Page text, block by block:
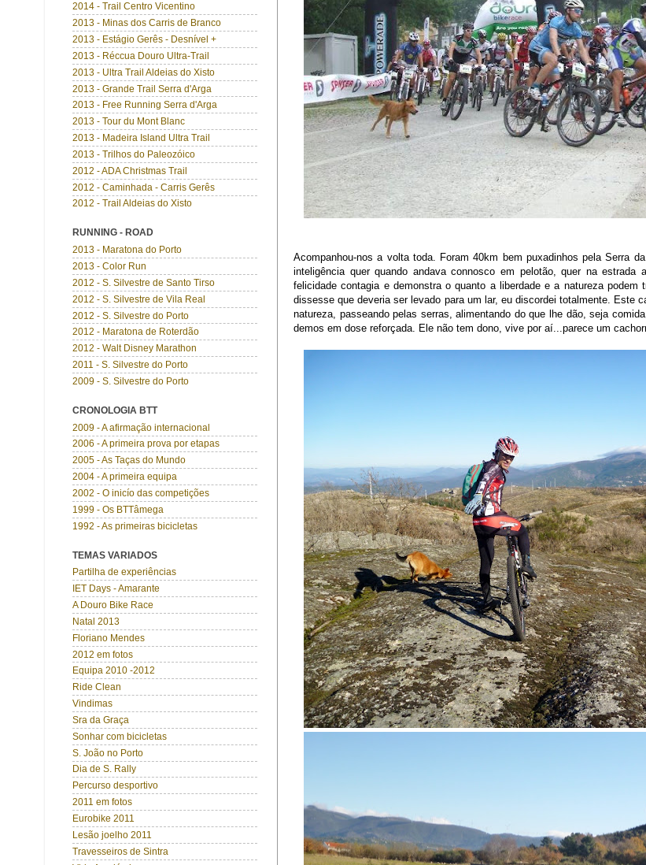
Acompanhou-nos a volta toda. Foram 40km bem puxadinhos pela Serra
inteligência quer quando andava connosco em pelotão, quer na estrada
felicidade contagia e demonstra o quanto a liberdade e a natureza podem
dissesse que deveria ser levado para um lar, eu discordei totalmente. Este
natureza, passeando pelas serras, alimentando do que lhe dão, seja
demos em dose reforçada. Ele não tem dono, vive por aí...parece um
2014 - Trail Centro Vicentino
2013 - Minas dos Carris de Branco
2013 - Estágio Gerês - Desnível +
2013 - Réccua Douro Ultra-Trail
2013 - Ultra Trail Aldeias do Xisto
2013 - Grande Trail Serra d'Arga
2013 - Free Running Serra d'Arga
2013 - Tour du Mont Blanc
2013 - Madeira Island Ultra Trail
2013 - Trilhos do Paleozóico
2012 - ADA Christmas Trail
2012 - Caminhada - Carris Gerês
2012 - Trail Aldeias do Xisto
RUNNING - ROAD
2013 - Maratona do Porto
2013 - Color Run
2012 - S. Silvestre de Santo Tirso
2012 - S. Silvestre de Vila Real
2012 - S. Silvestre do Porto
2012 - Maratona de Roterdão
2012 - Walt Disney Marathon
2011 - S. Silvestre do Porto
2009 - S. Silvestre do Porto
CRONOLOGIA BTT
2009 - A afirmação internacional
2006 - A primeira prova por etapas
2005 - As Taças do Mundo
2004 - A primeira equipa
2002 - O inicío das competições
1999 - Os BTTâmega
1992 - As primeiras bicicletas
TEMAS VARIADOS
Partilha de experiências
IET Days - Amarante
A Douro Bike Race
Natal 2013
Floriano Mendes
2012 em fotos
Equipa 2010 -2012
Ride Clean
Vindimas
Sra da Graça
Sonhar com bicicletas
S. João no Porto
Dia de S. Rally
Percurso desportivo
2011 em fotos
Eurobike 2011
Lesão joelho 2011
Travesseiros de Sintra